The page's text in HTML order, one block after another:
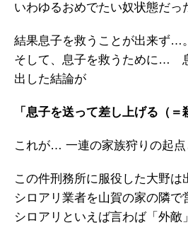
いわゆるおめでたい奴状態だっ
結果息子を救うことが出来ず…。
そして、息子を救うために…
出した結論が
「息子を送って差し上げる（＝
これが… 一連の家族狩りの起点
この件刑務所に服役した大野は
シロアリ業者を山賀の家の隣で
シロアリといえば言わば「外敵」